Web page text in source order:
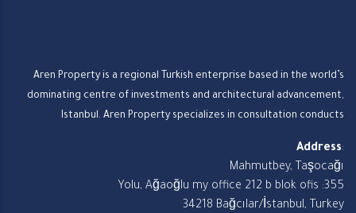
Aren Property is a regional Turkish enterprise based in the world’s
dominating centre of investments and architectural advancement,
Istanbul. Aren Property specializes in consultation conducts
Address:
Mahmutbey, Taşocağı
Yolu, Ağaoğlu my office 212 b blok ofis :355
34218 Bağcılar/İstanbul, Turkey